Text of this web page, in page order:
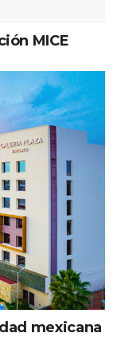
MICE
mexicana